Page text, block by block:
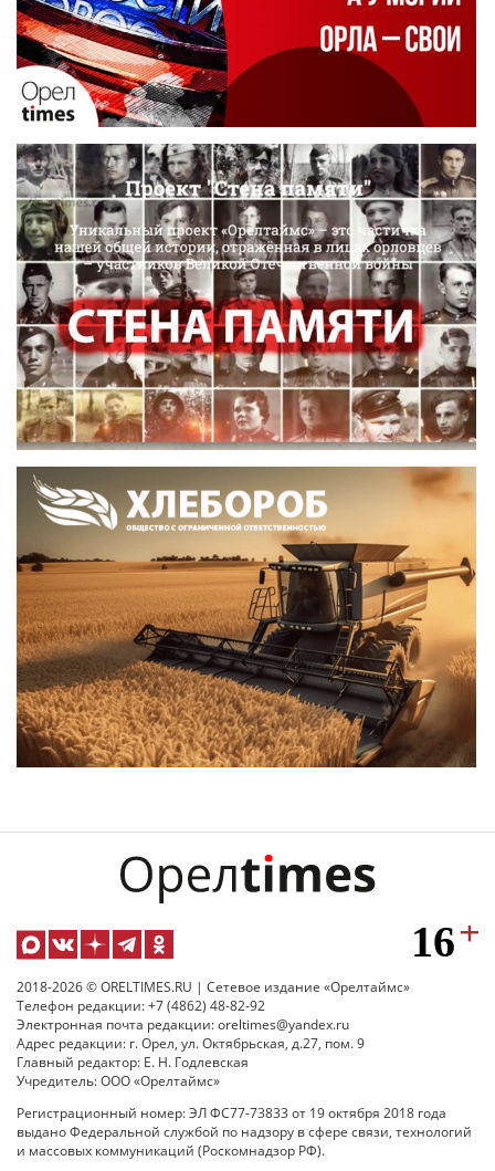
2018-2026 © ORELTIMES.RU | Сетевое издание «Орелтаймс»
Телефон редакции: +7 (4862) 48-82-92
Электронная почта редакции: oreltimes@yandex.ru
Адрес редакции: г. Орел, ул. Октябрьская, д.27, пом. 9
Главный редактор: Е. Н. Годлевская
Учредитель: ООО «Орелтаймс»
Регистрационный номер: ЭЛ ФС77-73833 от 19 октября 2018 года
выдано Федеральной службой по надзору в сфере связи, технологий
и массовых коммуникаций (Роскомнадзор РФ).